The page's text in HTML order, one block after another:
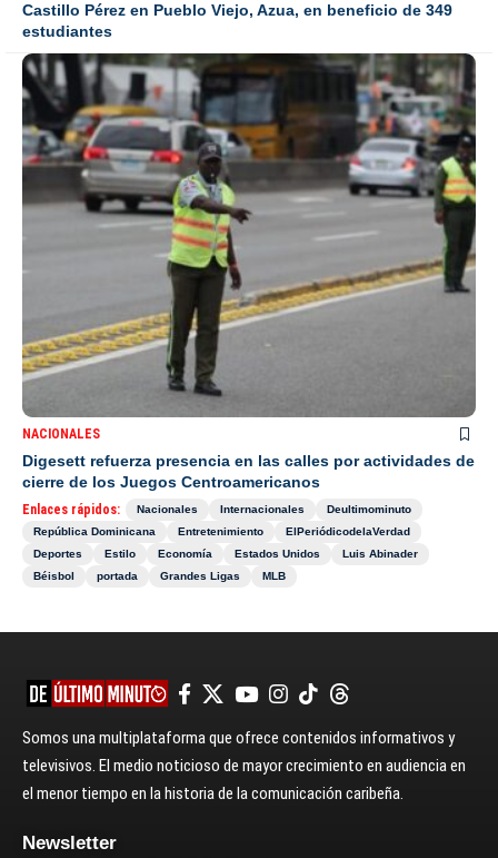
Castillo Pérez en Pueblo Viejo, Azua, en beneficio de 349
estudiantes
NACIONALES
Digesett refuerza presencia en las calles por actividades de
cierre de los Juegos Centroamericanos
Enlaces rápidos: Nacionales Internacionales
Deultimominuto
República Dominicana
Entretenimiento
ElPeriódicodelaVerdad
Deportes
Estilo Economía Estados Unidos
Luis Abinader
Béisbol
portada Grandes Ligas MLB
Somos una multiplataforma que ofrece contenidos informativos y
televisivos. El medio noticioso de mayor crecimiento en audiencia en
el menor tiempo en la historia de la comunicación caribeña.
Newsletter